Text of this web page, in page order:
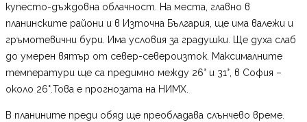
купесто-дъждовна облачност. На места, главно в
планинските райони и в Източна България, ще има валежи и
гръмотевични бури. Има условия за градушки. Ще духа слаб
до умерен вятър от север-североизток. Максималните
температури ще са предимно между 26° и 31°, в София –
около 26°.Това е прогнозата на НИМХ.
В планините преди обяд ще преобладава слънчево време.